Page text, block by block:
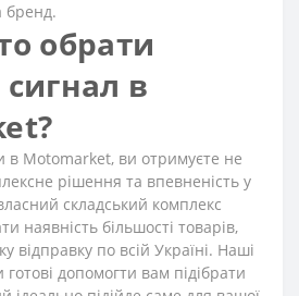
бренд.
обрати
в
в Motomarket, ви отримуєте не
рішення та впевненість у
складський комплекс
наявність більшості товарів,
відправку по всій Україні. Наші
допомогти вам підібрати